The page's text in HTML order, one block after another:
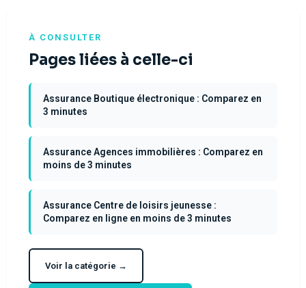
À CONSULTER
Pages liées à celle-ci
Assurance Boutique électronique : Comparez en
3 minutes
Assurance Agences immobilières : Comparez en
moins de 3 minutes
Assurance Centre de loisirs jeunesse :
Comparez en ligne en moins de 3 minutes
Voir la catégorie →